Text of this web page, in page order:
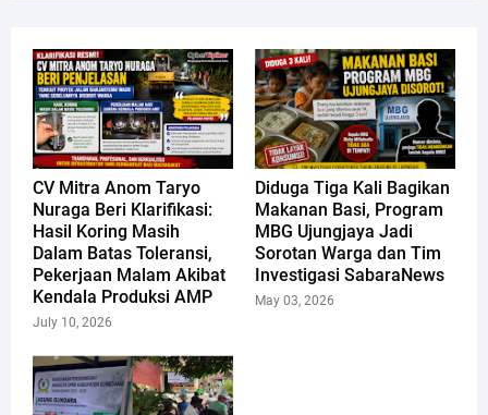
CV Mitra Anom Taryo
Nuraga Beri Klarifikasi:
Hasil Koring Masih
Dalam Batas Toleransi,
Pekerjaan Malam Akibat
Kendala Produksi AMP
July 10, 2026
Diduga Tiga Kali Bagikan
Makanan Basi, Program
MBG Ujungjaya Jadi
Sorotan Warga dan Tim
Investigasi SabaraNews
May 03, 2026